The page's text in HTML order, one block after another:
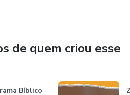
de quem criou esse
Bíblico